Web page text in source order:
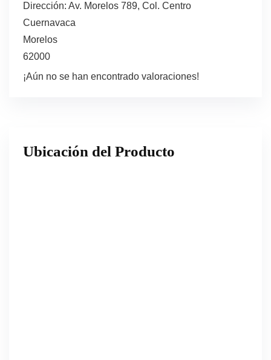
Dirección: Av. Morelos 789, Col. Centro
Cuernavaca
Morelos
62000
¡Aún no se han encontrado valoraciones!
Ubicación del Producto